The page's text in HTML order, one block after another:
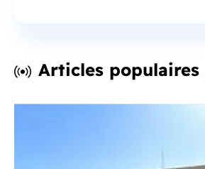
Articles populaires